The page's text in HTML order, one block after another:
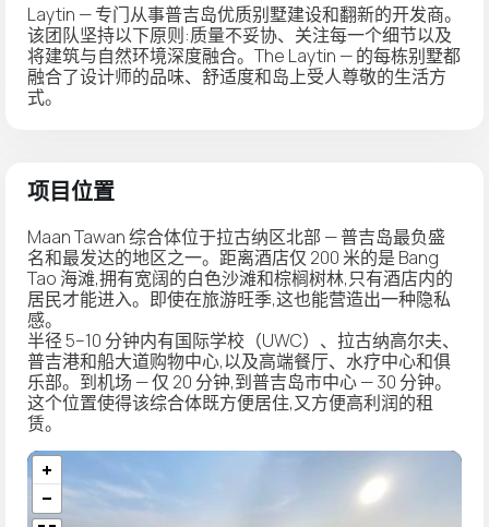
Laytin — 专门从事普吉岛优质别墅建设和翻新的开发商。
该团队坚持以下原则:质量不妥协、关注每一个细节以及
将建筑与自然环境深度融合。The Laytin — 的每栋别墅都
融合了设计师的品味、舒适度和岛上受人尊敬的生活方
式。
项目位置
Maan Tawan 综合体位于拉古纳区北部 — 普吉岛最负盛
名和最发达的地区之一。距离酒店仅 200 米的是 Bang
Tao 海滩,拥有宽阔的白色沙滩和棕榈树林,只有酒店内的
居民才能进入。即使在旅游旺季,这也能营造出一种隐私
感。
半径 5–10 分钟内有国际学校（UWC）、拉古纳高尔夫、
普吉港和船大道购物中心,以及高端餐厅、水疗中心和俱
乐部。到机场 — 仅 20 分钟,到普吉岛市中心 — 30 分钟。
这个位置使得该综合体既方便居住,又方便高利润的租
赁。